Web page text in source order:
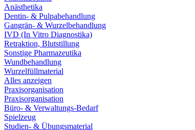
Anästhetika
Dentin- & Pulpabehandlung
Gangrän- & Wurzelbehandlung
IVD (In Vitro Diagnostika)
Retraktion, Blutstillung
Sonstige Pharmazeutika
Wundbehandlung
Wurzelfüllmaterial
Alles anzeigen
Praxisorganisation
Praxisorganisation
Büro- & Verwaltungs-Bedarf
Spielzeug
Studien- & Übungsmaterial